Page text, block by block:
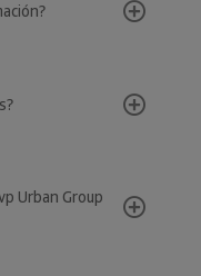
Urban Group